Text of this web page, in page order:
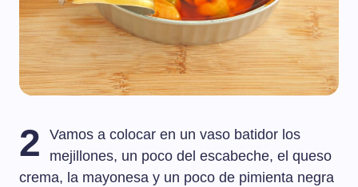
2
Vamos a colocar en un vaso batidor los
mejillones, un poco del escabeche, el queso
crema, la mayonesa y un poco de pimienta negra